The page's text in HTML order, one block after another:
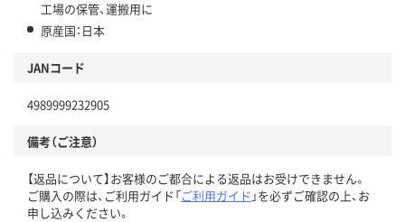
工場の保管、運搬用に
原産国：日本
JANコード
4989999232905
備考（ご注意）
【返品について】お客様のご都合による返品はお受けできません。
ご購入の際は、ご利用ガイド「ご利用ガイド 」を必ずご確認の上、お
申し込みください。